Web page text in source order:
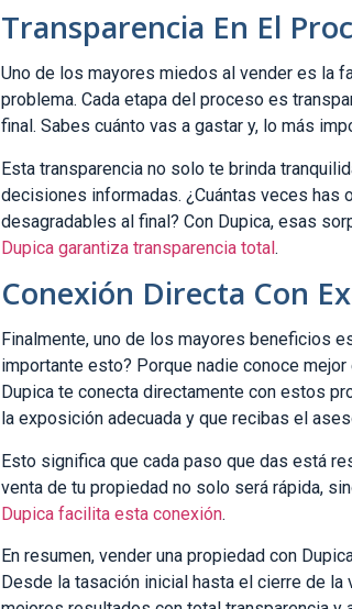
Transparencia En El
Uno de los mayores miedos al vender es la
problema. Cada etapa del proceso es
final. Sabes cuánto vas a gastar y, lo más
Esta transparencia no solo te brinda
decisiones informadas. ¿Cuántas veces
desagradables al final? Con Dupica, esas
Dupica garantiza transparencia total.
Conexión Directa Con
Finalmente, uno de los mayores beneficios
importante esto? Porque nadie conoce
Dupica te conecta directamente con estos
la exposición adecuada y que recibas el
Esto significa que cada paso que das está
venta de tu propiedad no solo será rápida,
Dupica facilita esta conexión.
En resumen, vender una propiedad con
Desde la tasación inicial hasta el cierre de